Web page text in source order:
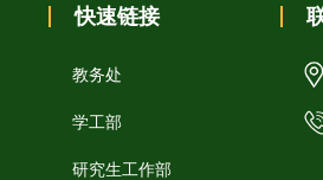
快速链接
教务处
学工部
研究生工作部